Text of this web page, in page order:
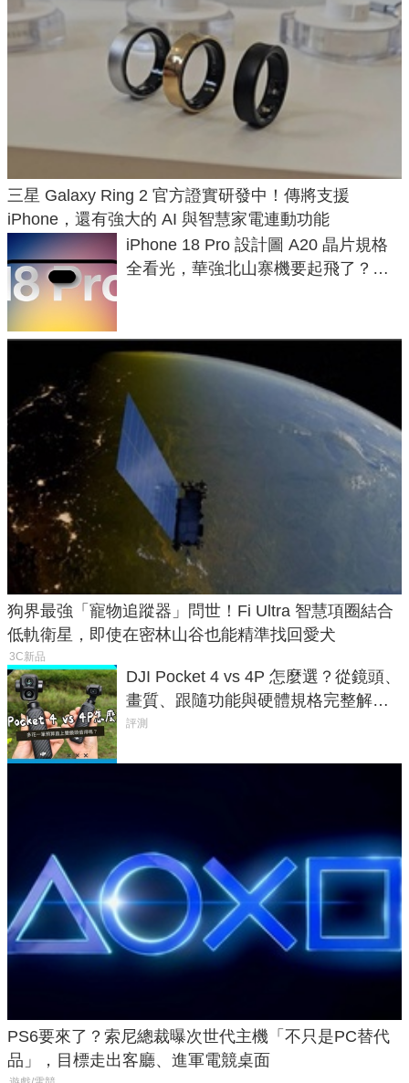
三星 Galaxy Ring 2 官方證實研發中！傳將支援
iPhone，還有強大的 AI 與智慧家電連動功能
iPhone 18 Pro 設計圖 A20 晶片規格
全看光，華強北山寨機要起飛了？專
狗界最強「寵物追蹤器」問世！Fi Ultra 智慧項圈結合
低軌衛星，即使在密林山谷也能精準找回愛犬
3C新品
DJI Pocket 4 vs 4P 怎麼選？從鏡頭、
畫質、跟隨功能與硬體規格完整解
析，一次看懂兩台差異
評測
PS6要來了？索尼總裁曝次世代主機「不只是PC替代
品」，目標走出客廳、進軍電競桌面